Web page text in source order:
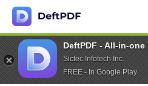
DeftPDF - All-in-one
Sictec Infotech Inc.
FREE - In Google Play